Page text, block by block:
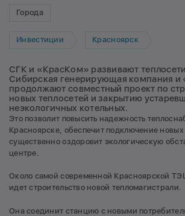
Города
Инвестиции Красноярск
СГК и «КрасКом» развивают
Сибирская генерирующая компания
продолжают совместный проект по
новых теплосетей и закрытию
неэкологичных котельных.
Это позволит повысить надежность
Красноярске, обеспечит подключение
существенно оздоровит экологическую
центре.
Около самой современной Красноярской
идет строительство новой тепломагистрали.
Она соединит станцию с новыми